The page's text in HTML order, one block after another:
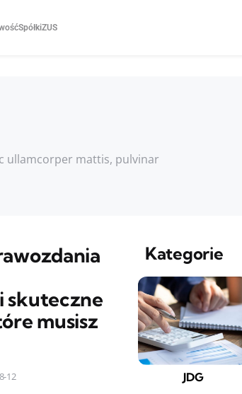
SpółkiZUS
ullamcorper mattis, pulvinar
skuteczne
musisz
12
Kategorie
JDG